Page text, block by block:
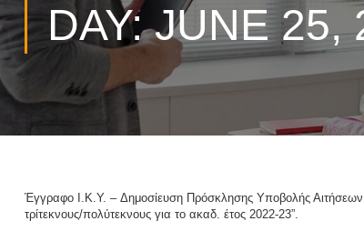
DAY: JUNE 25,
Έγγραφο Ι.K.Y. – Δημοσίευση Πρόσκλησης Υποβολής Αιτήσεων
τρίτεκνους/πολύτεκνους για το ακαδ. έτος 2022-23”.